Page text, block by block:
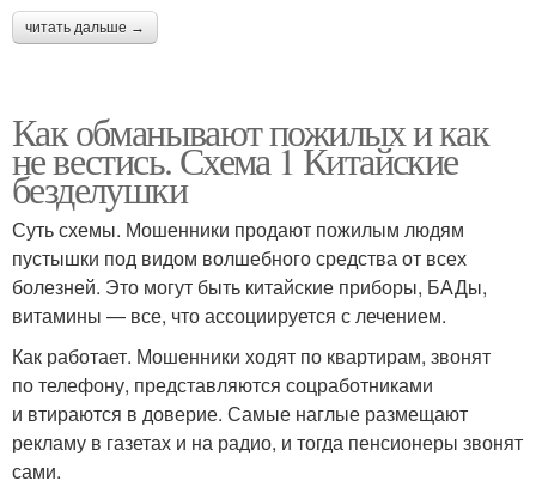
читать дальше →
Как обманывают пожилых и как
не вестись. Схема 1 Китайские
безделушки
Суть схемы. Мошенники продают пожилым людям
пустышки под видом волшебного средства от всех
болезней. Это могут быть китайские приборы, БАДы,
витамины — все, что ассоциируется с лечением.
Как работает. Мошенники ходят по квартирам, звонят
по телефону, представляются соцработниками
и втираются в доверие. Самые наглые размещают
рекламу в газетах и на радио, и тогда пенсионеры звонят
сами.